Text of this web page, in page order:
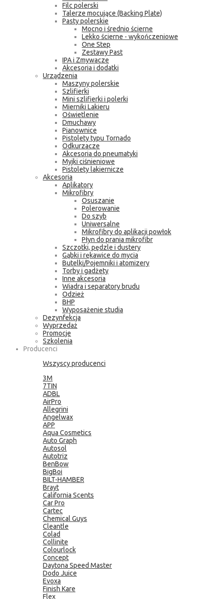
Filc polerski
Talerze mocujące (Backing Plate)
Pasty polerskie
Mocno i średnio ścierne
Lekko ścierne - wykończeniowe
One Step
Zestawy Past
IPA i Zmywacze
Akcesoria i dodatki
Urządzenia
Maszyny polerskie
Szlifierki
Mini szlifierki i polerki
Mierniki Lakieru
Oświetlenie
Dmuchawy
Pianownice
Pistolety typu Tornado
Odkurzacze
Akcesoria do pneumatyki
Myjki ciśnieniowe
Pistolety lakiernicze
Akcesoria
Aplikatory
Mikrofibry
Osuszanie
Polerowanie
Do szyb
Uniwersalne
Mikrofibry do aplikacji powłok
Płyn do prania mikrofibr
Szczotki, pędzle i dustery
Gąbki i rękawice do mycia
Butelki/Pojemniki i atomizery
Torby i gadżety
Inne akcesoria
Wiadra i separatory brudu
Odzież
BHP
Wyposażenie studia
Dezynfekcja
Wyprzedaż
Promocje
Szkolenia
Producenci
Wszyscy producenci
3M
7TIN
ADBL
AirPro
Allegrini
Angelwax
APP
Aqua Cosmetics
Auto Graph
Autosol
Autotriz
BenBow
BigBoi
BILT-HAMBER
Brayt
California Scents
Car Pro
Cartec
Chemical Guys
Cleantle
Colad
Collinite
Colourlock
Concept
Daytona Speed Master
Dodo Juice
Evoxa
Finish Kare
Flex